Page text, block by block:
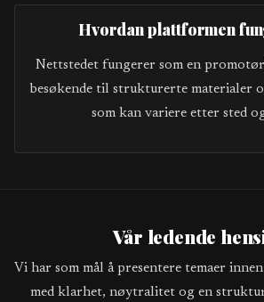
Hvordan plattformen
Nettstedet fungerer som en
besøkende til strukturerte materialer
som kan variere etter sted
Vår ledende
Vi har som mål å presentere temaer
med klarhet, nøytralitet og en